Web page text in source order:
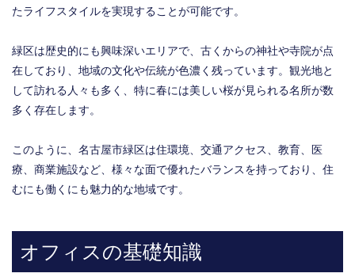
たライフスタイルを実現することが可能です。
緑区は歴史的にも興味深いエリアで、古くからの神社や寺院が点
在しており、地域の文化や伝統が色濃く残っています。観光地と
して訪れる人々も多く、特に春には美しい桜が見られる名所が数
多く存在します。
このように、名古屋市緑区は住環境、交通アクセス、教育、医
療、商業施設など、様々な面で優れたバランスを持っており、住
むにも働くにも魅力的な地域です。
オフィスの基礎知識